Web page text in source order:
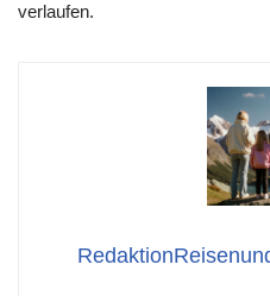
verlaufen.